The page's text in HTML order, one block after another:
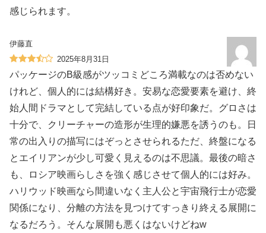
感じられます。
伊藤直
2025年8月31日
パッケージのB級感がツッコミどころ満載なのは否めない
けれど、個人的には結構好き。安易な恋愛要素を避け、終
始人間ドラマとして完結している点が好印象だ。グロさは
十分で、クリーチャーの造形が生理的嫌悪を誘うのも。日
常の出入りの描写にはぞっとさせられるただ、終盤になる
とエイリアンが少し可愛く見えるのは不思議。最後の暗さ
も、ロシア映画らしさを強く感じさせて個人的には好み。
ハリウッド映画なら間違いなく主人公と宇宙飛行士が恋愛
関係になり、分離の方法を見つけてすっきり終える展開に
なるだろう。そんな展開も悪くはないけどねw